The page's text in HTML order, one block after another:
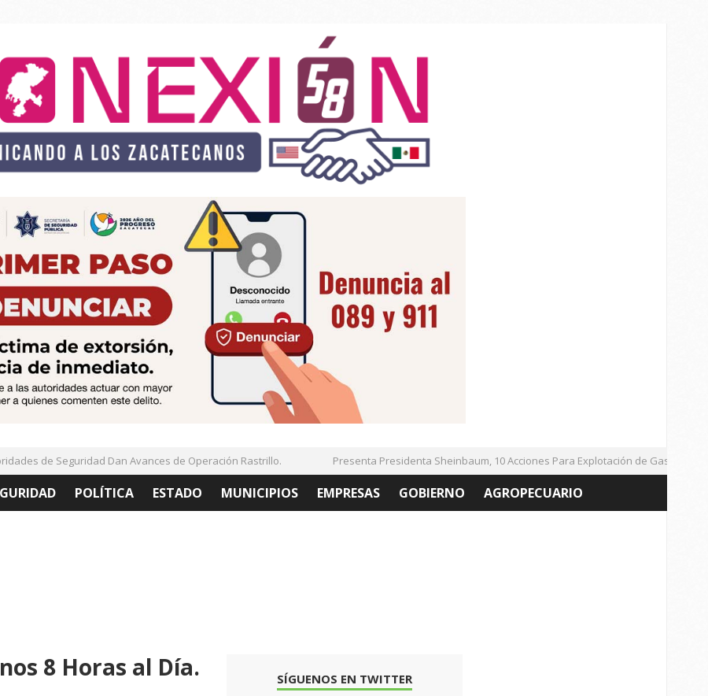
de Seguridad Dan Avances de Operación Rastrillo. Presenta Presidenta Sheinbaum, 10 Acciones Para Explotación de Gas Natural
POLÍTICA ESTADO MUNICIPIOS EMPRESAS GOBIERNO AGROPECUARIO
8 Horas al Día. SÍGUENOS EN TWITTER